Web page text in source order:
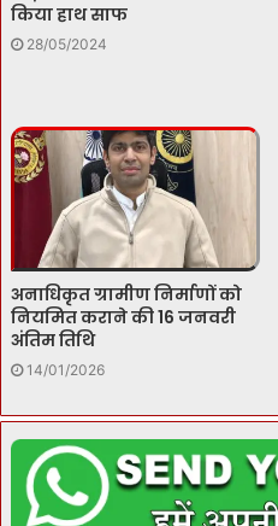
किया हाथ साफ
28/05/2024
अनाधिकृत ग्रामीण निर्माणों को
नियमित कराने की 16 जनवरी
अंतिम तिथि
14/01/2026